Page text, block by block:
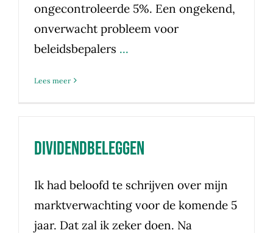
ongecontroleerde 5%. Een ongekend,
onverwacht probleem voor
beleidsbepalers ...
Lees meer
Dividendbeleggen
Ik had beloofd te schrijven over mijn
marktverwachting voor de komende 5
jaar. Dat zal ik zeker doen. Na